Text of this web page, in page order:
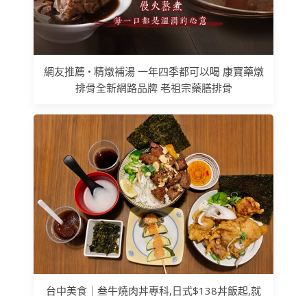
網友推薦 • 精燉補湯 一年四季都可以喝 康寶藥燉
排骨全新網路品牌 老祖宗藥膳排骨
台中美食｜叁牛燒肉丼專科,日式$138丼飯起,就